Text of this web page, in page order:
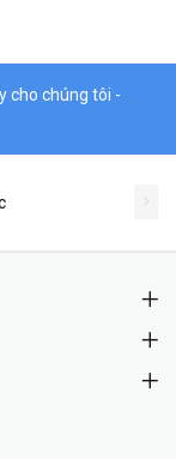
cho chúng tôi -